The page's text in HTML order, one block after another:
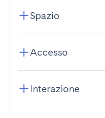
Spazio
Accesso
Interazione